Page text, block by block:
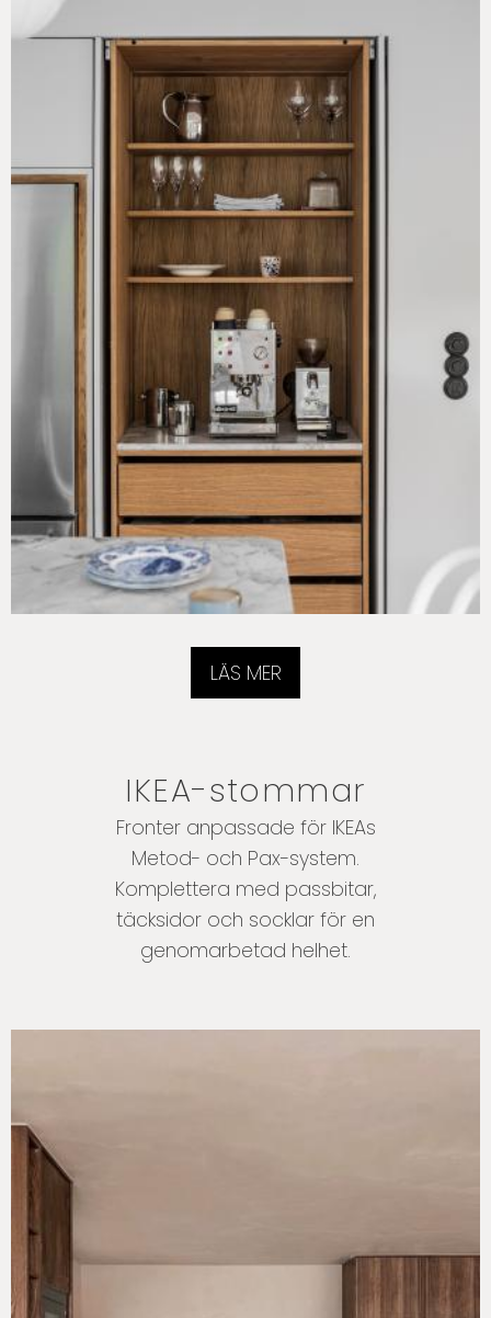
LÄS MER
IKEA-stommar
Fronter anpassade för IKEAs
Metod- och Pax-system.
Komplettera med passbitar,
täcksidor och socklar för en
genomarbetad helhet.